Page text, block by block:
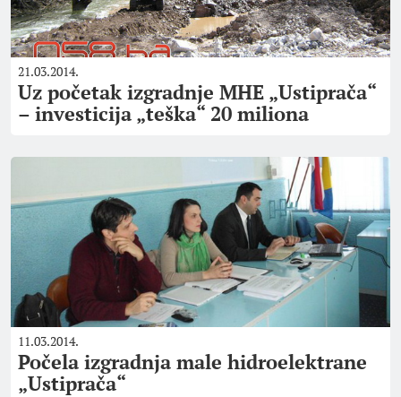
21.03.2014.
Uz početak izgradnje MHE „Ustiprača“
– investicija „teška“ 20 miliona
11.03.2014.
Počela izgradnja male hidroelektrane
„Ustiprača“